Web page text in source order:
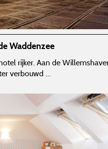
Waddenzee
rijker. Aan de
verbouwd …